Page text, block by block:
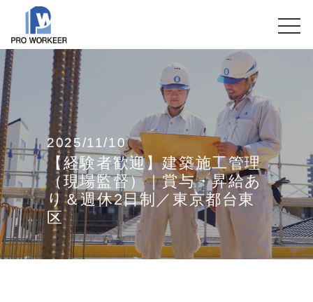
2025/11/10
【経験者歓迎】建築施工管理
（現場監督）｜賞与・昇給あ
り＆週休2日制／東京都台東
区